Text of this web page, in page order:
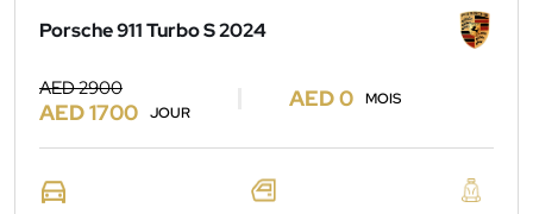
Porsche 911 Turbo S 2024
AED 2900
AED 1700 JOUR
AED 0 MOIS